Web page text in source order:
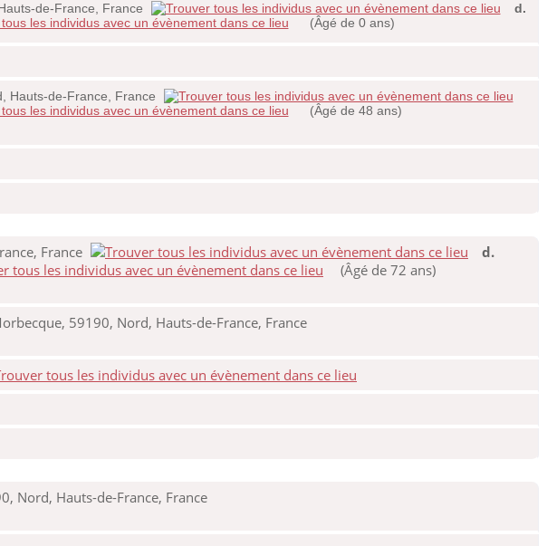
de-France, France
d.
(Âgé de 0 ans)
Hauts-de-France, France
(Âgé de 48 ans)
France
d.
(Âgé de 72 ans)
59190, Nord, Hauts-de-France, France
Nord, Hauts-de-France, France